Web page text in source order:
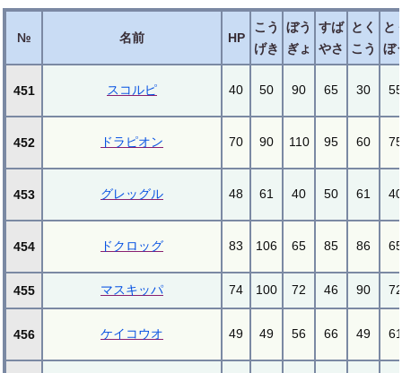
№ 名前 HP
こう
げき
ぼう
ぎょ
すば
やさ
とく
こう
と
ぼ
451 スコルピ 40 50 90 65 30 55
452 ドラピオン 70 90 110 95 60 75
453 グレッグル 48 61 40 50 61 40
454 ドクロッグ 83 106 65 85 86 65
455 マスキッパ 74 100 72 46 90 72
456 ケイコウオ 49 49 56 66 49 61